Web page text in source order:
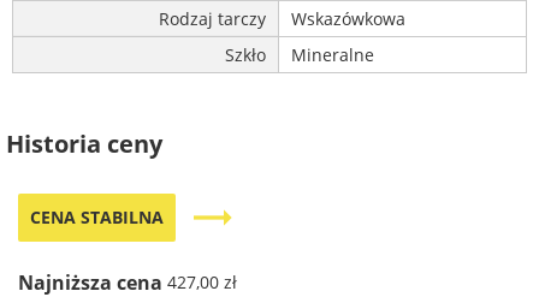
Rodzaj tarczy
Wskazówkowa
Szkło
Mineralne
Historia ceny
CENA STABILNA trending_flat
Najniższa cena 427,00 zł